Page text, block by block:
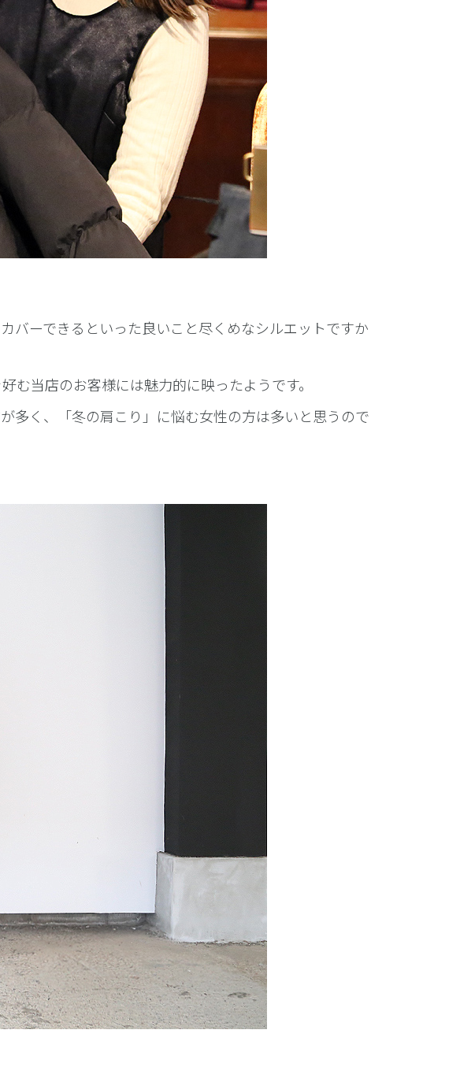
バーできるといった良いこと尽くめなシルエットですか
当店のお客様には魅力的に映ったようです。
多く、「冬の肩こり」に悩む女性の方は多いと思うので